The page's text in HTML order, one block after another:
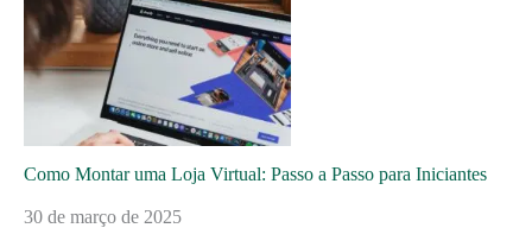
Como Montar uma Loja Virtual: Passo a Passo para Iniciantes
30 de março de 2025